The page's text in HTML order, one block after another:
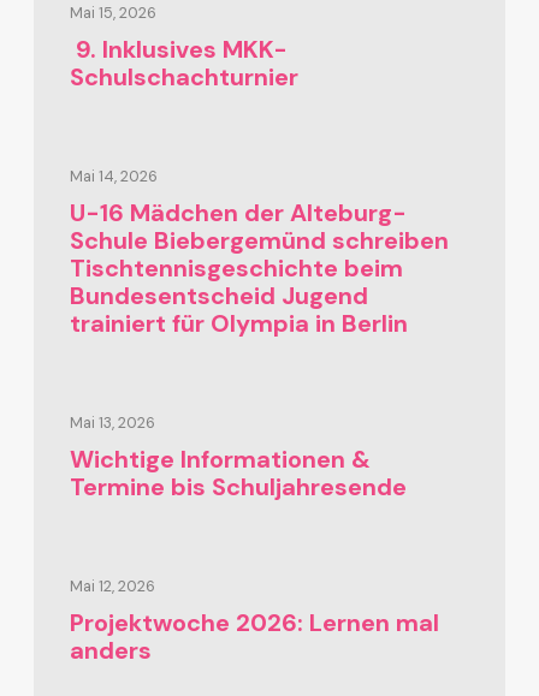
Mai 15, 2026
9. Inklusives MKK-
Schulschachturnier
Mai 14, 2026
U-16 Mädchen der Alteburg-
Schule Biebergemünd schreiben
Tischtennisgeschichte beim
Bundesentscheid Jugend
trainiert für Olympia in Berlin
Mai 13, 2026
Wichtige Informationen &
Termine bis Schuljahresende
Mai 12, 2026
Projektwoche 2026: Lernen mal
anders